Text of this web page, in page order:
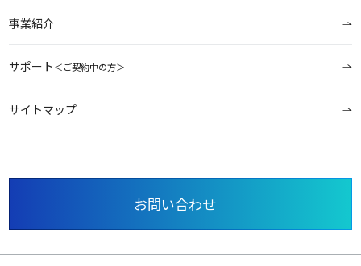
事業紹介
サポート＜ご契約中の方＞
サイトマップ
お問い合わせ